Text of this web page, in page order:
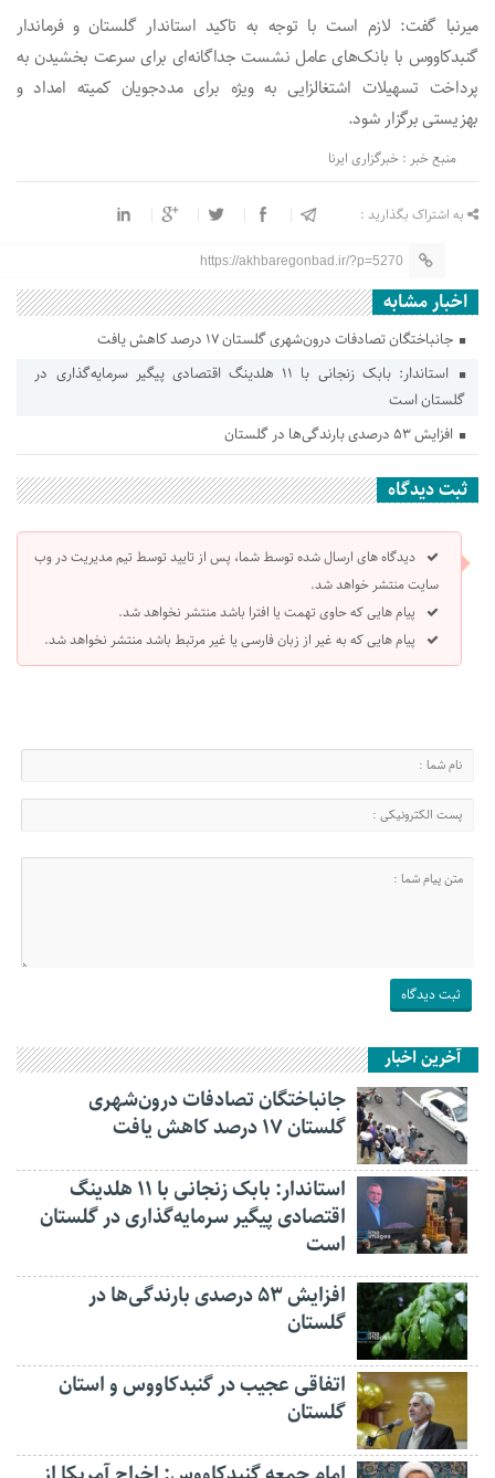
میرنبا گفت: لازم است با توجه به تاکید استاندار گلستان و فرماندار
گنبدکاووس با بانک‌های عامل نشست جداگانه‌ای برای سرعت بخشیدن به
پرداخت تسهیلات اشتغالزایی به ویژه برای مددجویان کمیته امداد و
بهزیستی برگزار شود.
منبع خبر : خبرگزاری ایرنا
به اشتراک بگذارید :
https://akhbaregonbad.ir/?p=5270
اخبار مشابه
جانباختگان تصادفات درون‌شهری گلستان ۱۷ درصد کاهش یافت
استاندار: بابک زنجانی با ۱۱ هلدینگ اقتصادی پیگیر سرمایه‌گذاری در
گلستان است
افزایش ۵۳ درصدی بارندگی‌ها در گلستان
ثبت دیدگاه
دیدگاه های ارسال شده توسط شما، پس از تایید توسط تیم مدیریت در وب
سایت منتشر خواهد شد.
پیام هایی که حاوی تهمت یا افترا باشد منتشر نخواهد شد.
پیام هایی که به غیر از زبان فارسی یا غیر مرتبط باشد منتشر نخواهد شد.
آخرین اخبار
جانباختگان تصادفات درون‌شهری
گلستان ۱۷ درصد کاهش یافت
استاندار: بابک زنجانی با ۱۱ هلدینگ
اقتصادی پیگیر سرمایه‌گذاری در گلستان
است
افزایش ۵۳ درصدی بارندگی‌ها در
گلستان
اتفاقی عجیب در‌ گنبدکاووس و استان
گلستان